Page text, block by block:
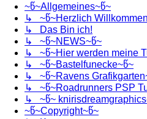
~წ~Allgemeines~წ~
↳ ~წ~Herzlich
↳ Das Bin ich!
↳ ~წ~NEWS~წ~
↳ ~წ~Hier werden meine
↳ ~წ~Bastelfunecke~წ~
↳ ~წ~Ravens
↳ ~წ~Roadrunners PSP
↳ ~წ~
~წ~Copyright~წ~